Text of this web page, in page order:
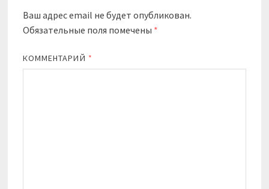
Ваш адрес email не будет опубликован.
Обязательные поля помечены *
КОММЕНТАРИЙ *